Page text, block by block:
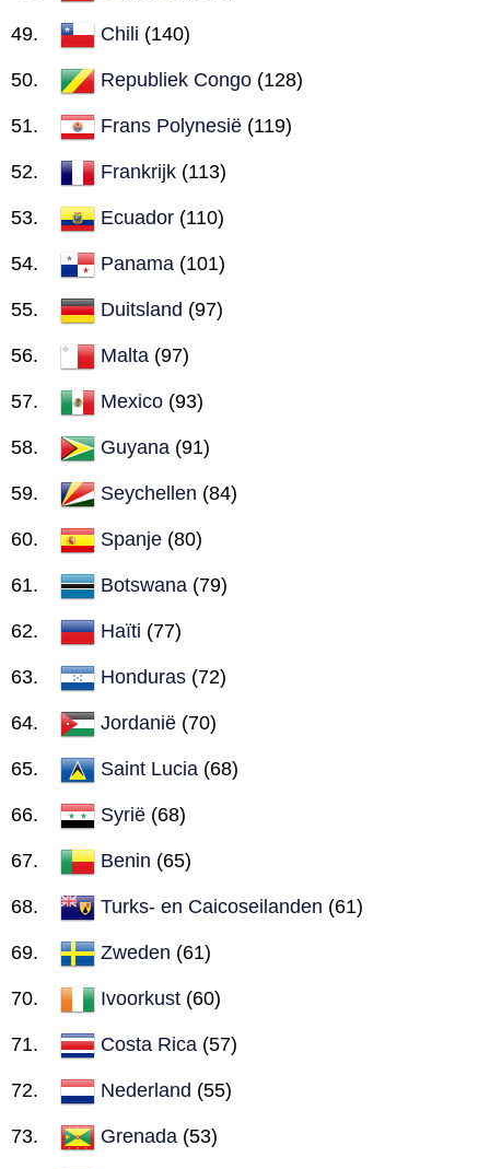
Chili (140)
Republiek Congo (128)
Frans Polynesië (119)
Frankrijk (113)
Ecuador (110)
Panama (101)
Duitsland (97)
Malta (97)
Mexico (93)
Guyana (91)
Seychellen (84)
Spanje (80)
Botswana (79)
Haïti (77)
Honduras (72)
Jordanië (70)
Saint Lucia (68)
Syrië (68)
Benin (65)
Turks- en Caicoseilanden (61)
Zweden (61)
Ivoorkust (60)
Costa Rica (57)
Nederland (55)
Grenada (53)